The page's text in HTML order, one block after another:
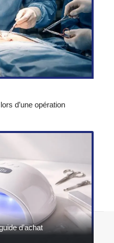
d’une opération
d’achat
légales Sitemap